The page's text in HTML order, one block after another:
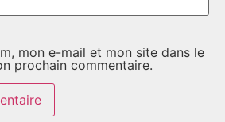
mon e-mail et mon site dans le
prochain commentaire.